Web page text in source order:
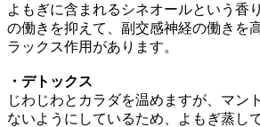
よもぎに含まれるシネオールという香
の働きを抑えて、副交感神経の働きを
ラックス作用があります。
・デトックス
じわじわとカラダを温めますが、マン
ないようにしているため、よもぎ蒸し